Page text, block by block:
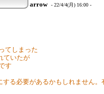
arrow - 22/4/4(月) 16:00 -
てしまった
ていたが
す
する必要があるかもしれません。